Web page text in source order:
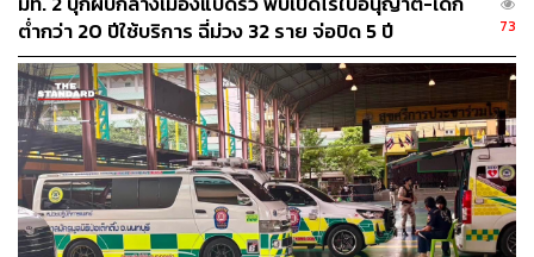
ต่ำกว่า 20 ปีใช้บริการ ฉี่ม่วง 32 ราย จ่อปิด 5 ปี
73